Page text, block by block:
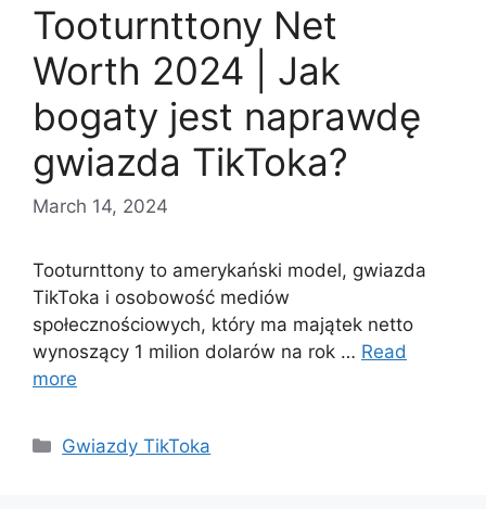
Tooturnttony Net
Worth 2024 | Jak
bogaty jest naprawdę
gwiazda TikToka?
March 14, 2024
Tooturnttony to amerykański model, gwiazda
TikToka i osobowość mediów
społecznościowych, który ma majątek netto
wynoszący 1 milion dolarów na rok … Read
more
Categories
Gwiazdy TikToka